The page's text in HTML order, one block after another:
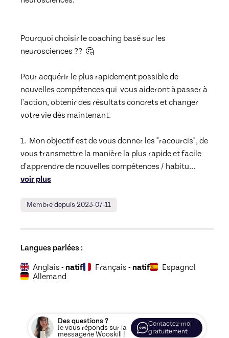
Pourquoi choisir le coaching basé sur les
neurosciences ??  🤔
Pour acquérir le plus rapidement possible de
nouvelles compétences qui  vous aideront à passer à
l'action, obtenir des résultats concrets et changer
votre vie dès maintenant.
1.  Mon objectif est de vous donner les "racourcis", de
vous transmettre la manière la plus rapide et facile
d'apprendre de nouvelles compétences / habitu...
voir plus
Membre depuis 2023-07-11
Langues parlées :
Anglais - natif Français - natif
Espagnol
Allemand
Des questions ?
Je vous réponds sur la
messagerie Wooskill !
Contactez-moi
gratuitement